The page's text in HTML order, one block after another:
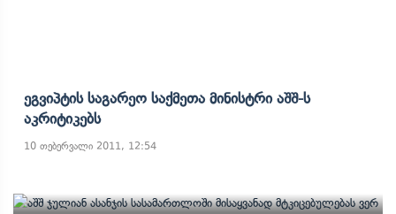
Ეგვიპტის Საგარეო Საქმეთა Მინისტრი Აშშ-Ს
Აკრიტიკებს
10 თებერვალი 2011, 12:54